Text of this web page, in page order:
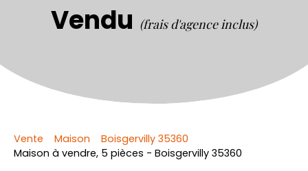
Vendu (frais d'agence inclus)
Vente Maison
Boisgervilly 35360
Maison à vendre, 5 pièces - Boisgervilly 35360